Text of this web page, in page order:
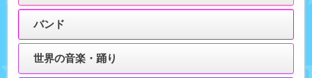
バンド
世界の音楽・踊り